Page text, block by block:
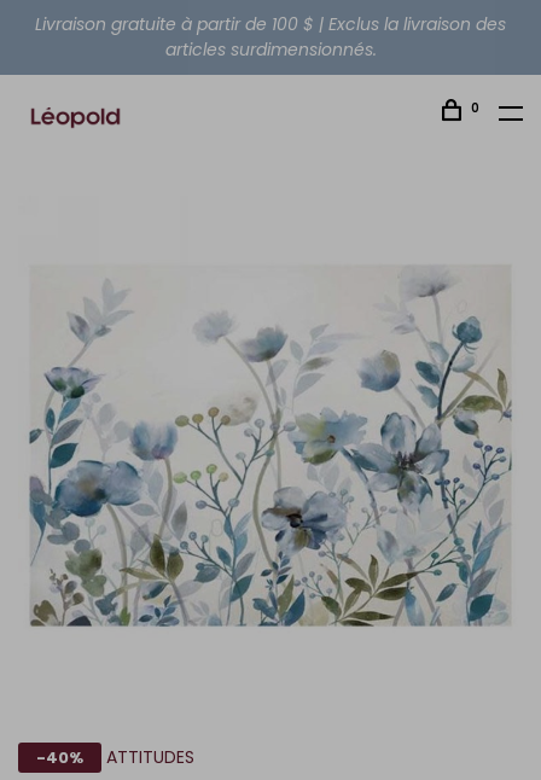
Livraison gratuite à partir de 100 $ | Exclus la livraison des
articles surdimensionnés.
0
-40% ATTITUDES